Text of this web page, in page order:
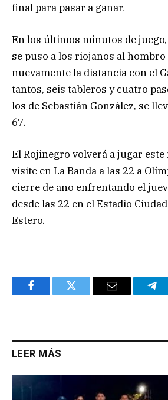
final para pasar a ganar.
En los últimos minutos de
se puso a los riojanos al
nuevamente la distancia con el
tantos, seis tableros y cuatro
los de Sebastián González, se
67.
El Rojinegro volverá a jugar
visite en La Banda a las 22 a
cierre de año enfrentando el
desde las 22 en el Estadio
Estero.
FacebookTwitter Email
LEER MÁS